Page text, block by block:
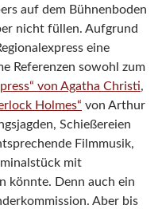
auf dem Bühnenboden
nicht füllen. Aufgrund
eine
Referenzen sowohl zum
von Agatha Christi,
Holmes“ von Arthur
Schießereien
Filmmusik,
mit
könnte. Denn auch ein
Aber bis